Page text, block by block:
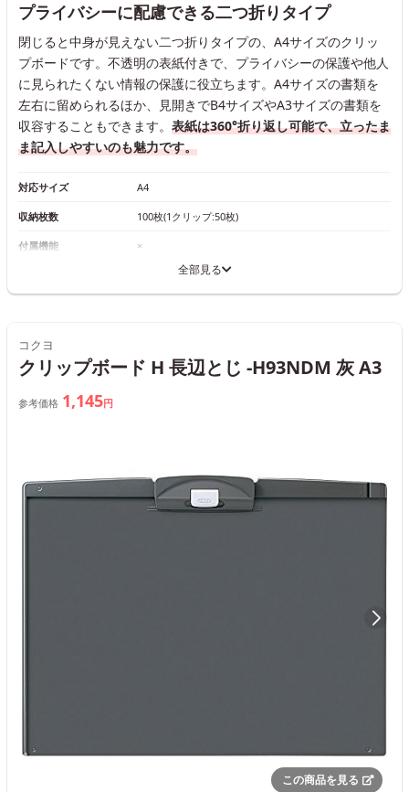
プライバシーに配慮できる二つ折りタイプ
閉じると中身が見えない二つ折りタイプの、A4サイズのクリッ
プボードです。不透明の表紙付きで、プライバシーの保護や他人
に見られたくない情報の保護に役立ちます。A4サイズの書類を
左右に留められるほか、見開きでB4サイズやA3サイズの書類を
収容することもできます。 表紙は360°折り返し可能で、立ったま
ま記入しやすいのも魅力です。
対応サイズ A4
収納枚数 100枚(1クリップ:50枚)
付属機能 ×
全部見る
コクヨ
クリップボード H 長辺とじ -H93NDM 灰 A3
参考価格 1,145円
この商品を見る